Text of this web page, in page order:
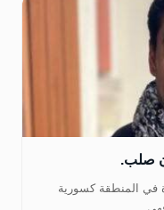
صلب.
في المنطقة كسورية